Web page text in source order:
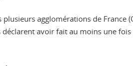
agglomérations de France
avoir fait au moins une